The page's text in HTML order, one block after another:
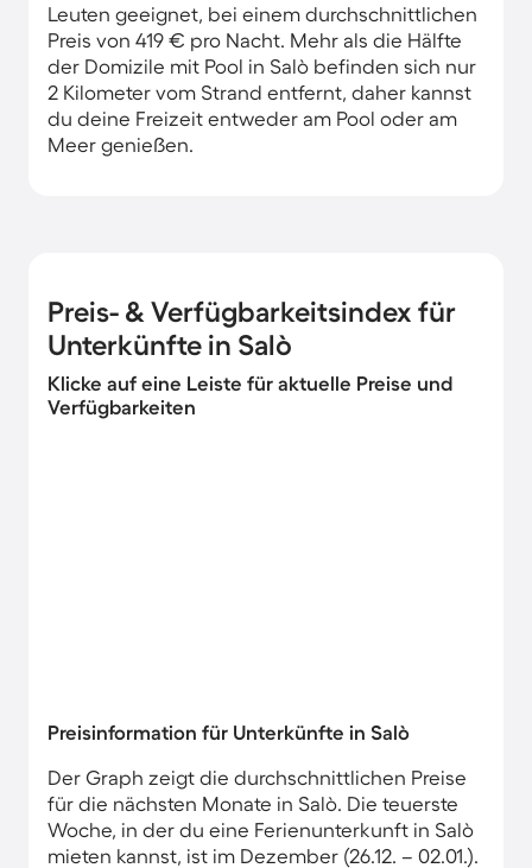
Leuten geeignet, bei einem durchschnittlichen
Preis von 419 € pro Nacht. Mehr als die Hälfte
der Domizile mit Pool in Salò befinden sich nur
2 Kilometer vom Strand entfernt, daher kannst
du deine Freizeit entweder am Pool oder am
Meer genießen.
Preis- & Verfügbarkeitsindex für
Unterkünfte in Salò
Klicke auf eine Leiste für aktuelle Preise und
Verfügbarkeiten
Preisinformation für Unterkünfte in Salò
Der Graph zeigt die durchschnittlichen Preise
für die nächsten Monate in Salò. Die teuerste
Woche, in der du eine Ferienunterkunft in Salò
mieten kannst, ist im Dezember (26.12. – 02.01.).